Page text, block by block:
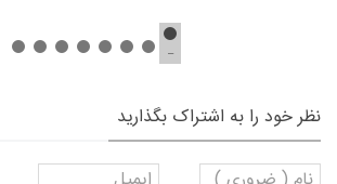
نظر خود را به اشتراک بگذارید